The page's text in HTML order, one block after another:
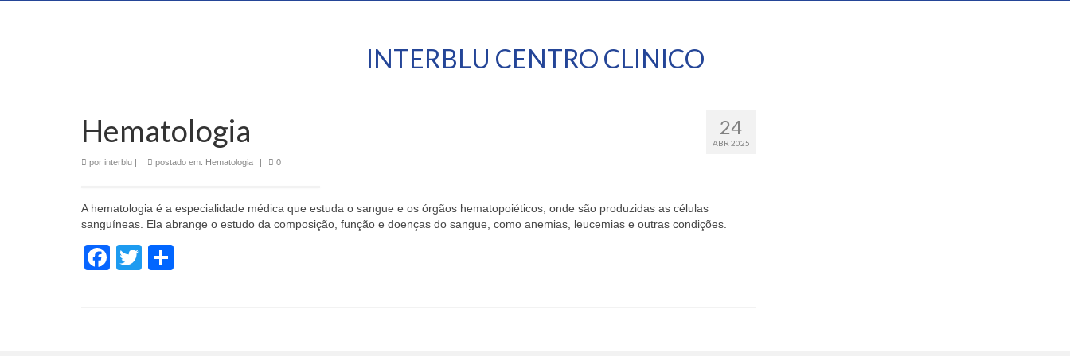
INTERBLU CENTRO CLINICO
24
ABR 2025
Hematologia
por interblu | postado em: Hematologia | 0
A hematologia é a especialidade médica que estuda o sangue e os órgãos hematopoiéticos, onde são produzidas as células
sanguíneas. Ela abrange o estudo da composição, função e doenças do sangue, como anemias, leucemias e outras condições.
Facebook
Twitter